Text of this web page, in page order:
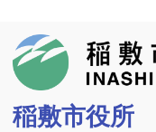
稲敷市役所